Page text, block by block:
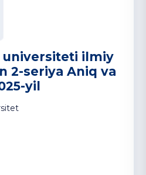
universiteti ilmiy
2-seriya Aniq va
yil